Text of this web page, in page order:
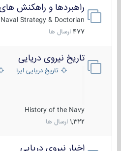
راهبردها و راهکنش های
Naval Strategy & Doctorian
477 ارسال ها
تاریخ نیروی دریایی
تاریخ دریایی ایران
History of the Navy
1,322 ارسال ها